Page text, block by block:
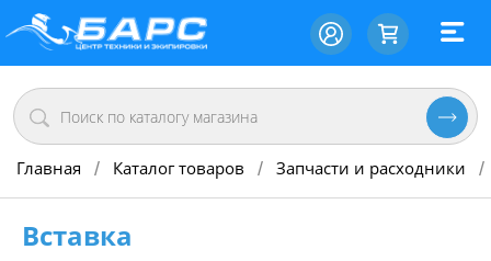
Главная / Каталог товаров / Запчасти и расходники /
Вставка